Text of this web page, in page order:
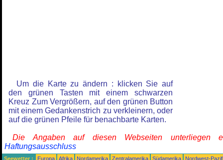
Um die Karte zu ändern : klicken Sie auf
den grünen Tasten mit einem schwarzen
Kreuz Zum Vergrößern, auf den grünen Button
mit einem Gedankenstrich zu verkleinern, oder
auf die grünen Pfeile für benachbarte Karten.
Die Angaben auf diesen Webseiten unterliegen
Haftungsausschluss
Seewetter : Europa Afrika Nordamerika Zentralamerika Südamerika
Nordwest-